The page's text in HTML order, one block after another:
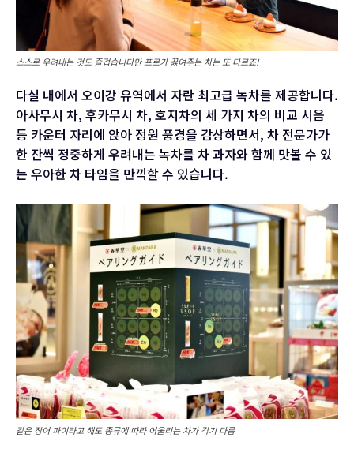
스스로 우려내는 것도 즐겁습니다만 프로가 끓여주는 차는 또 다르죠!
다실 내에서 오이강 유역에서 자란 최고급 녹차를 제공합니다.
아사무시 차, 후카무시 차, 호지차의 세 가지 차의 비교 시음
등 카운터 자리에 앉아 정원 풍경을 감상하면서, 차 전문가가
한 잔씩 정중하게 우려내는 녹차를 차 과자와 함께 맛볼 수 있
는 우아한 차 타임을 만끽할 수 있습니다.
같은 장어 파이라고 해도 종류에 따라 어울리는 차가 각기 다름